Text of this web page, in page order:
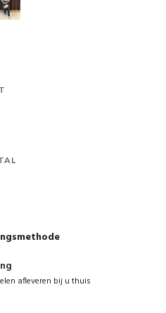
afleveren bij u thuis